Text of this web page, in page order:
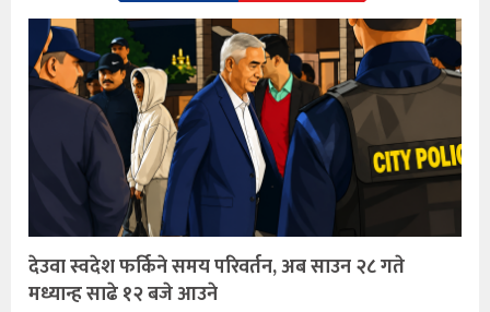
देउवा स्वदेश फर्किने समय परिवर्तन, अब साउन २८ गते
मध्यान्ह साढे १२ बजे आउने